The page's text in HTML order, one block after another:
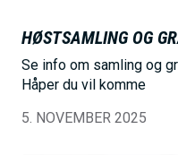
HØSTSAMLING OG
Se info om samling og
Håper du vil komme
5. NOVEMBER 2025